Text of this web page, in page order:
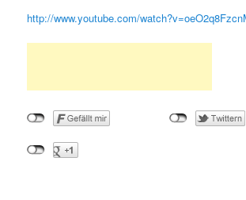
http://www.youtube.com/